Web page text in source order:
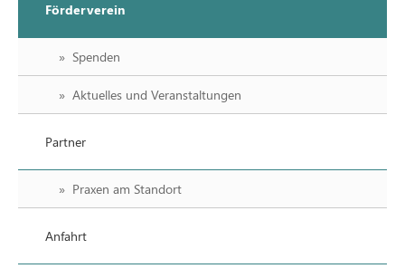
Förderverein
Spenden
Aktuelles und Veranstaltungen
Partner
Praxen am Standort
Anfahrt